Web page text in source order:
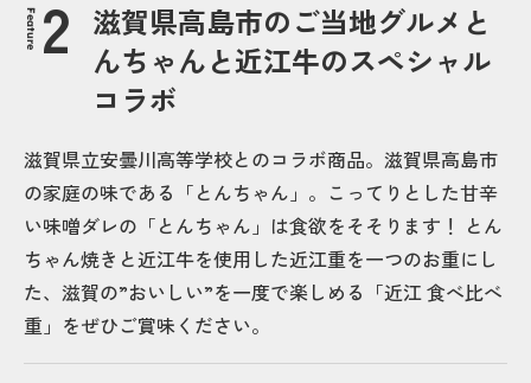
Feature
滋賀県高島市のご当地グルメと
んちゃんと近江牛のスペシャル
コラボ
滋賀県立安曇川高等学校とのコラボ商品。滋賀県高島市
の家庭の味である「とんちゃん」。こってりとした甘辛
い味噌ダレの「とんちゃん」は食欲をそそります！ とん
ちゃん焼きと近江牛を使用した近江重を一つのお重にし
た、滋賀の”おいしい”を一度で楽しめる「近江 食べ比べ
重」をぜひご賞味ください。